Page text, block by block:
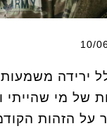
ירידה
של מי
על הזהות